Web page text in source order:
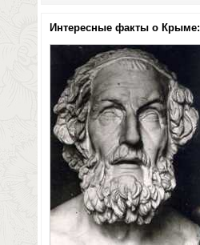
Интересные факты о Крыме: